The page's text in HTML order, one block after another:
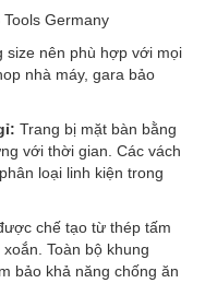
size nên phù hợp với mọi
nhà máy, gara bảo
Trang bị mặt bàn bằng
với thời gian. Các vách
loại linh kiện trong
chế tạo từ thép tấm
Toàn bộ khung
bảo khả năng chống ăn